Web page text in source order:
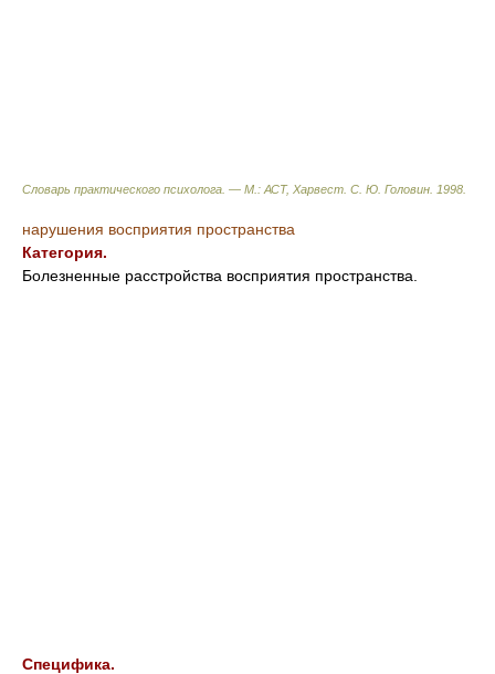
Словарь практического психолога. — М.: АСТ, Харвест С. Ю. Головин 1998
нарушения восприятия пространства
Категория.
Болезненные расстройства восприятия пространства.
Специфика.